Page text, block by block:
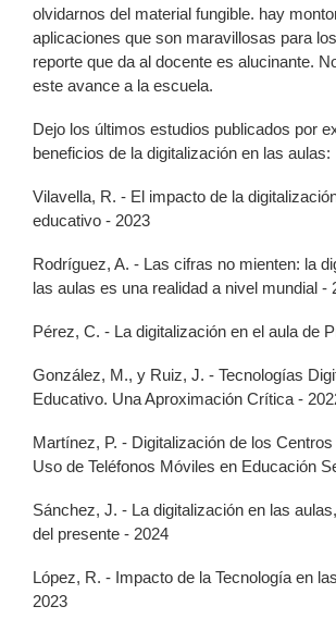
olvidarnos del material fungible. hay
aplicaciones que son maravillosas para
reporte que da al docente es alucinante.
este avance a la escuela.
Dejo los últimos estudios publicados por
beneficios de la digitalización en las aulas:
Vilavella, R. - El impacto de la
educativo - 2023
Rodríguez, A. - Las cifras no mienten: la
las aulas es una realidad a nivel mundial -
Pérez, C. - La digitalización en el aula de
González, M., y Ruiz, J. - Tecnologías
Educativo. Una Aproximación Crítica -
Martínez, P. - Digitalización de los
Uso de Teléfonos Móviles en Educación
Sánchez, J. - La digitalización en las
del presente - 2024
López, R. - Impacto de la Tecnología en
2023